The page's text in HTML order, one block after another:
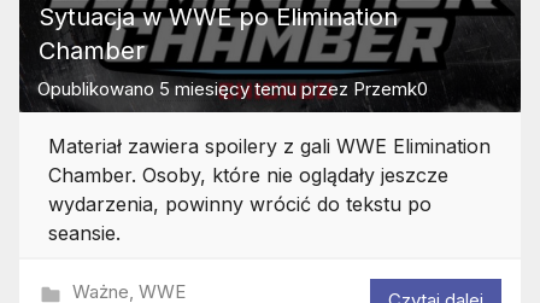
Sytuacja w WWE po Elimination
Chamber
Opublikowano 5 miesięcy temuprzez Przemk0
Materiał zawiera spoilery z gali WWE Elimination
Chamber. Osoby, które nie oglądały jeszcze
wydarzenia, powinny wrócić do tekstu po
seansie.
Ważne WWE